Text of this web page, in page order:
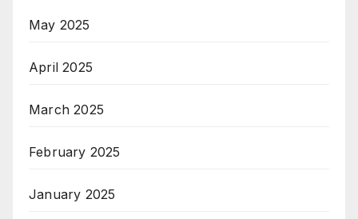
May 2025
April 2025
March 2025
February 2025
January 2025